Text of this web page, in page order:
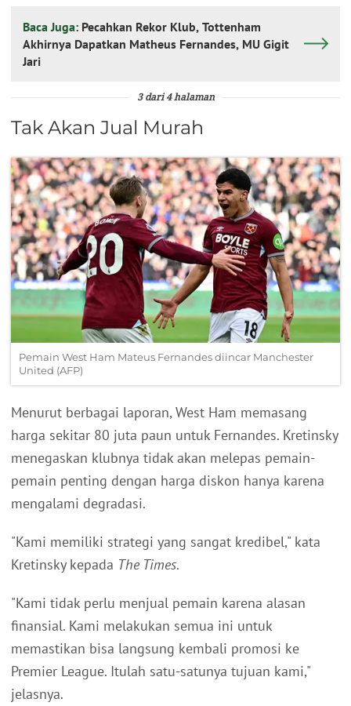
Baca Juga: Pecahkan Rekor Klub, Tottenham
Akhirnya Dapatkan Matheus Fernandes, MU Gigit
Jari
3 dari 4 halaman
Tak Akan Jual Murah
Pemain West Ham Mateus Fernandes diincar Manchester
United (AFP)
Menurut berbagai laporan, West Ham memasang
harga sekitar 80 juta paun untuk Fernandes. Kretinsky
menegaskan klubnya tidak akan melepas pemain-
pemain penting dengan harga diskon hanya karena
mengalami degradasi.
"Kami memiliki strategi yang sangat kredibel," kata
Kretinsky kepada The Times.
"Kami tidak perlu menjual pemain karena alasan
finansial. Kami melakukan semua ini untuk
memastikan bisa langsung kembali promosi ke
Premier League. Itulah satu-satunya tujuan kami,"
jelasnya.